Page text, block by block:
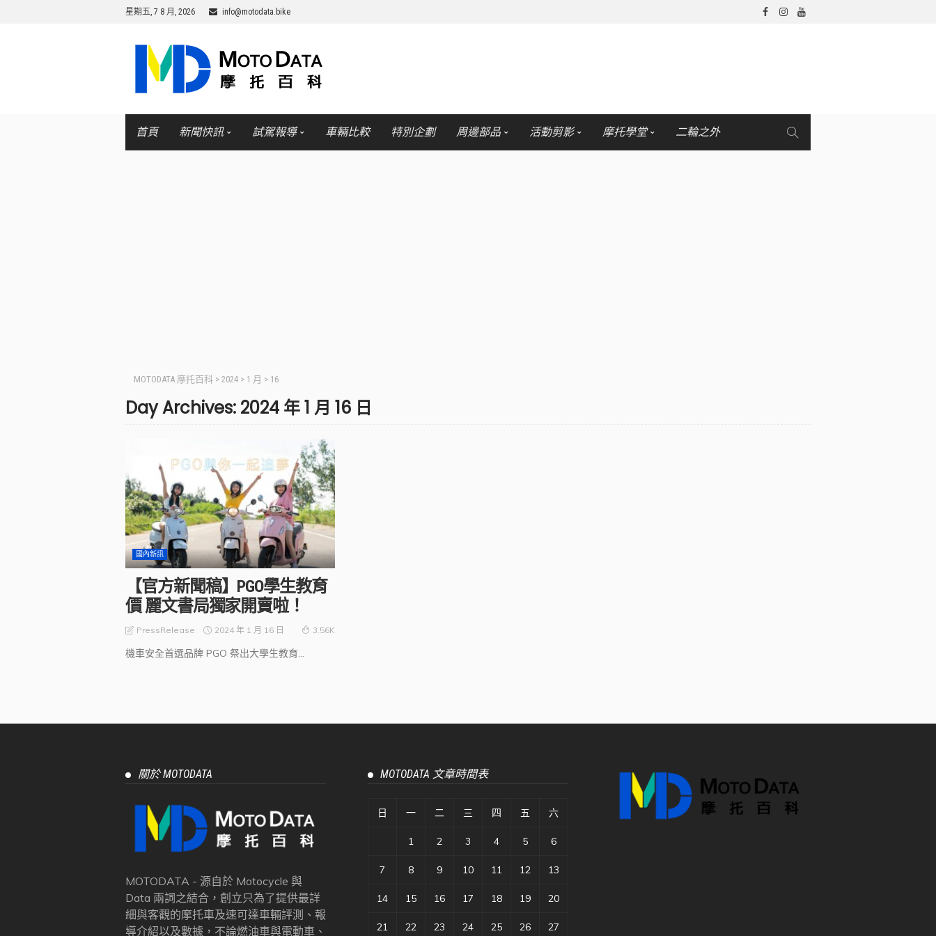
星期五, 7 8 月, 2026 info@motodata.bike
首頁 新聞快訊 試駕報導 車輛比較 特別企劃 周邊部品 活動剪影 摩托學堂 二輪之外
MOTODATA 摩托百科 > 2024 > 1 月 > 16
Day Archives: 2024 年 1 月 16 日
國內新訊
【官方新聞稿】PGO學生教育
價 麗文書局獨家開賣啦！
PressRelease 2024 年 1 月 16 日 3.56K
機車安全首選品牌 PGO 祭出大學生教育...
關於 MOTODATA
MOTODATA - 源自於 Motocycle 與
Data 兩詞之結合，創立只為了提供最詳
細與客觀的摩托車及速可達車輛評測、報
導介紹以及數據，不論燃油車與電動車、
MOTODATA 文章時間表
日 一 二 三 四 五 六
1 2 3 4 5 6
7 8 9 10 11 12 13
14 15 16 17 18 19 20
21 22 23 24 25 26 27